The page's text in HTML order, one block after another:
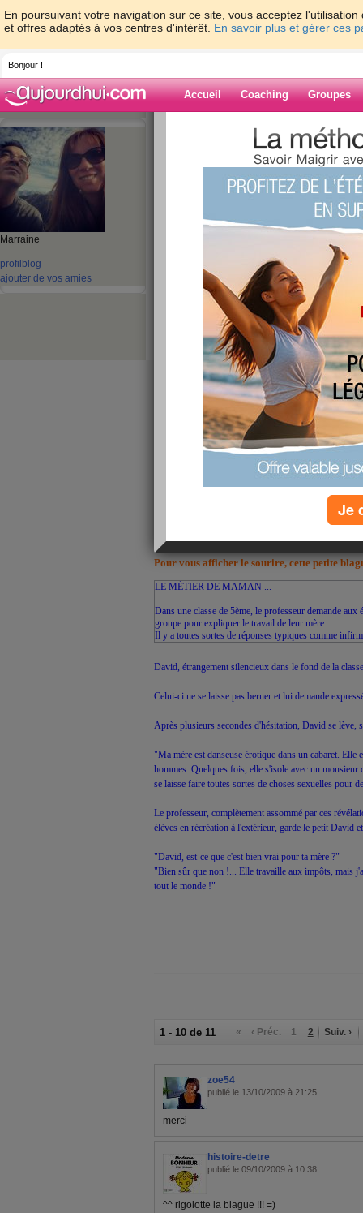
En poursuivant votre navigation sur ce site, vous acceptez
et offres adaptés à vos centres d'intérêt. En savoir plus et gérer ces
Bonjour !
Accueil Coaching Groupes
Marraine
profil blog
ajouter de vos amies
> > de
Blog de
de passage
Coucou tout le monde!
Déjà une semaine que je n'ai rien poster... le
Côté poids ça ne bouge pas... grrrr
Mais je garde bon espoir de voir lesnombres
Pour vous afficher le sourire, cette petite
LE MÉTIER DE MAMAN ...
Dans une classe de 5ème, le professeur demande
groupe pour expliquer le travail de leur mère.
Il y a toutes sortes de réponses typiques comme
David, étrangement silencieux dans le fond de la
Celui-ci ne se laisse pas berner et lui demande
Après plusieurs secondes d'hésitation, David se lève,
"Ma mère est danseuse érotique dans un cabaret. Elle
hommes. Quelques fois, elle s'isole avec un monsieur
se laisse faire toutes sortes de choses sexuelles pour
Le professeur, complètement assommé par ces
élèves en récréation à l'extérieur, garde le petit David
"David, est-ce que c'est bien vrai pour ta mère ?"
"Bien sûr que non !... Elle travaille aux impôts, mais
tout le monde !"
1 - 10 de 11 « ‹ Préc. 1 2 Suiv. ›
zoe54
publié le 13/10/2009 à 21:25
merci
histoire-detre
publié le 09/10/2009 à 10:38
^^ rigolotte la blague !!! =)
Je